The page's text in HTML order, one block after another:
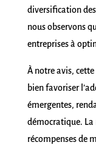
diversification
nous observons
entreprises à
À notre avis,
bien favoriser
émergentes,
démocratique.
récompenses de